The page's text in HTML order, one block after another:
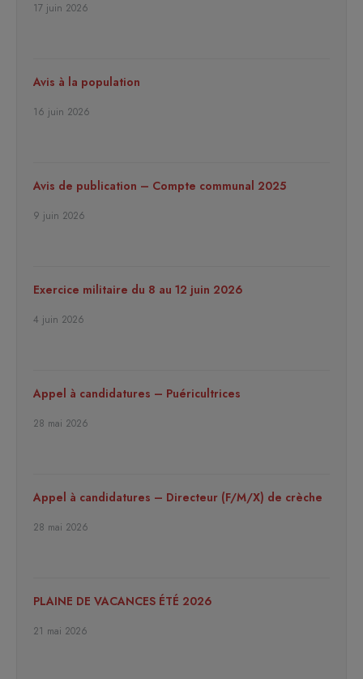
17 juin 2026
Avis à la population
16 juin 2026
Avis de publication – Compte communal 2025
9 juin 2026
Exercice militaire du 8 au 12 juin 2026
4 juin 2026
Appel à candidatures – Puéricultrices
28 mai 2026
Appel à candidatures – Directeur (F/M/X) de crèche
28 mai 2026
PLAINE DE VACANCES ÉTÉ 2026
21 mai 2026